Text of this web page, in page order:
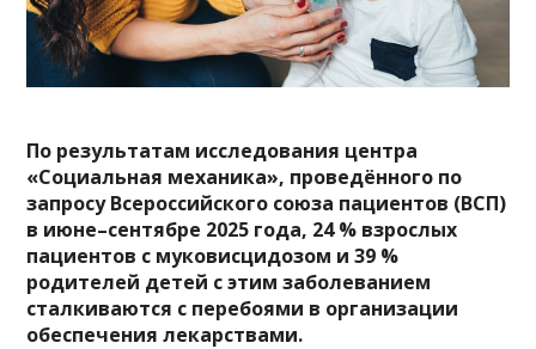
По результатам исследования центра
«Социальная механика», проведённого по
запросу Всероссийского союза пациентов (ВСП)
в июне–сентябре 2025 года, 24 % взрослых
пациентов с муковисцидозом и 39 %
родителей детей с этим заболеванием
сталкиваются с перебоями в организации
обеспечения лекарствами.